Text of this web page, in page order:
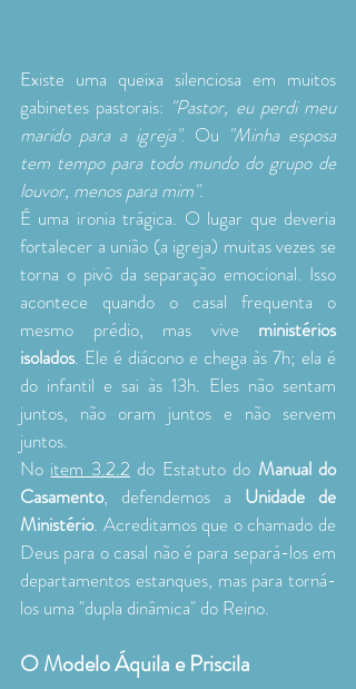
Existe uma queixa silenciosa em muitos
gabinetes pastorais: "Pastor, eu perdi meu
marido para a igreja". Ou "Minha esposa
tem tempo para todo mundo do grupo de
louvor, menos para mim".
É uma ironia trágica. O lugar que deveria
fortalecer a união (a igreja) muitas vezes se
torna o pivô da separação emocional. Isso
acontece quando o casal frequenta o
mesmo prédio, mas vive ministérios
isolados. Ele é diácono e chega às 7h; ela é
do infantil e sai às 13h. Eles não sentam
juntos, não oram juntos e não servem
juntos.
No item 3.2.2 do Estatuto do Manual do
Casamento, defendemos a Unidade de
Ministério. Acreditamos que o chamado de
Deus para o casal não é para separá-los em
departamentos estanques, mas para torná-
los uma "dupla dinâmica" do Reino.
O Modelo Áquila e Priscila